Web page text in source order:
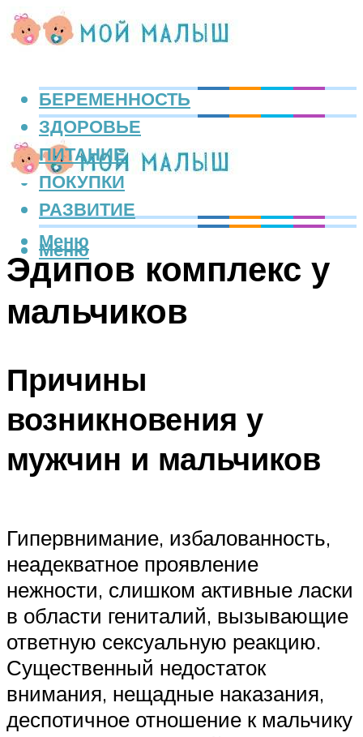
БЕРЕМЕННОСТЬ
ЗДОРОВЬЕ
ПИТАНИЕ
ПОКУПКИ
РАЗВИТИЕ
Меню
Меню
Эдипов комплекс у
мальчиков
Причины
возникновения у
мужчин и мальчиков
Гипервнимание, избалованность,
неадекватное проявление
нежности, слишком активные ласки
в области гениталий, вызывающие
ответную сексуальную реакцию.
Существенный недостаток
внимания, нещадные наказания,
деспотичное отношение к мальчику